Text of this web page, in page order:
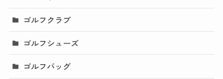
ゴルフクラブ
ゴルフシューズ
ゴルフバッグ